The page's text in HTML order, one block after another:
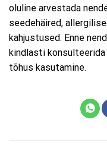
oluline arvestada
seedehäired,
kahjustused. Enne
kindlasti
tõhus kasutamine.